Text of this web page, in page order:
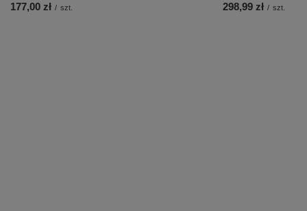
177,00 zł / szt. 298,99 zł / szt.